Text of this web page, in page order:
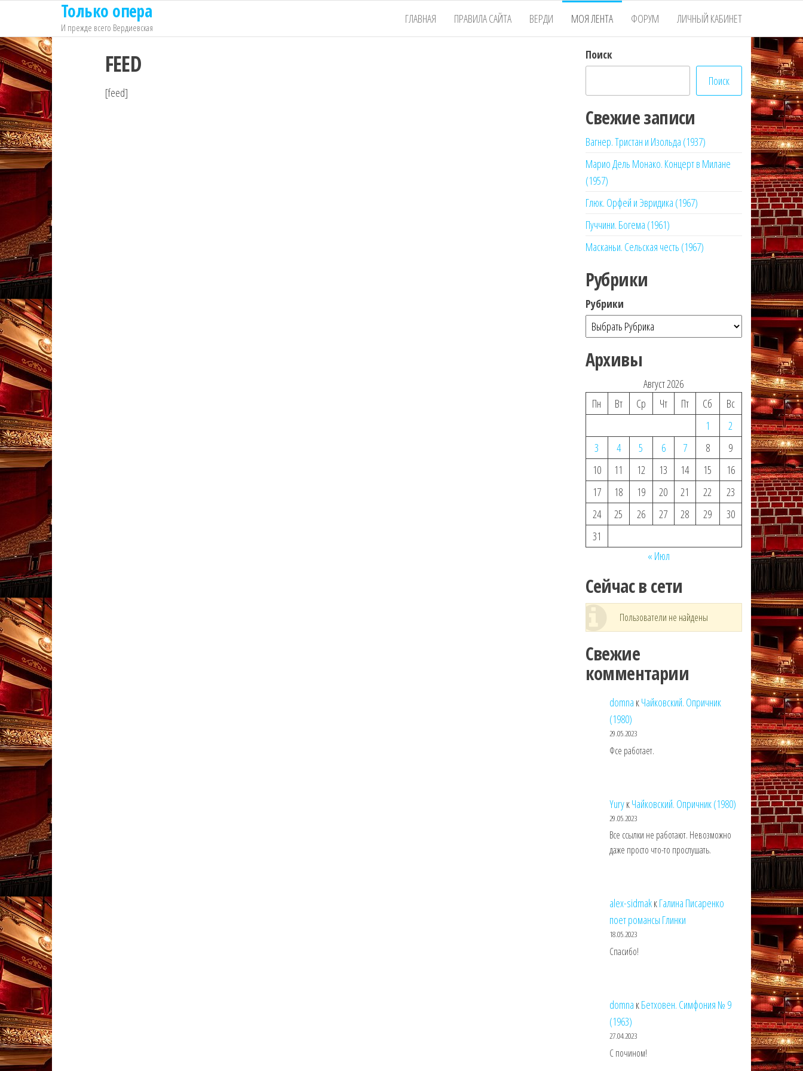
содержимому
Только опера
И прежде всего Вердиевская
ГЛАВНАЯ ПРАВИЛА САЙТА ВЕРДИ МОЯ ЛЕНТА ФОРУМ ЛИЧНЫЙ КАБИНЕТ
FEED
[feed]
Поиск
Поиск
Свежие записи
Вагнер. Тристан и Изольда (1937)
Марио Дель Монако. Концерт в Милане
(1957)
Глюк. Орфей и Эвридика (1967)
Пуччини. Богема (1961)
Масканьи. Сельская честь (1967)
Рубрики
Рубрики
Архивы
Август 2026
Пн
Вт Ср Чт Пт Сб
Вс
1
2
3
4 5 6 7 8
9
10
11 12 13 14 15
16
17
18 19 20 21 22
23
24
25 26 27 28 29
30
31
« Июл
Сейчас в сети
Пользователи не найдены
Свежие
комментарии
domna кЧайковский. Опричник
(1980)
29.05.2023
Фсе работает.
YuryкЧайковский. Опричник (1980)
29.05.2023
Все ссылки не работают. Невозможно
даже просто что-то прослушать.
alex-sidmakкГалина Писаренко
поет романсы Глинки
18.05.2023
Спасибо!
domna кБетховен. Симфония № 9
(1963)
27.04.2023
С почином!